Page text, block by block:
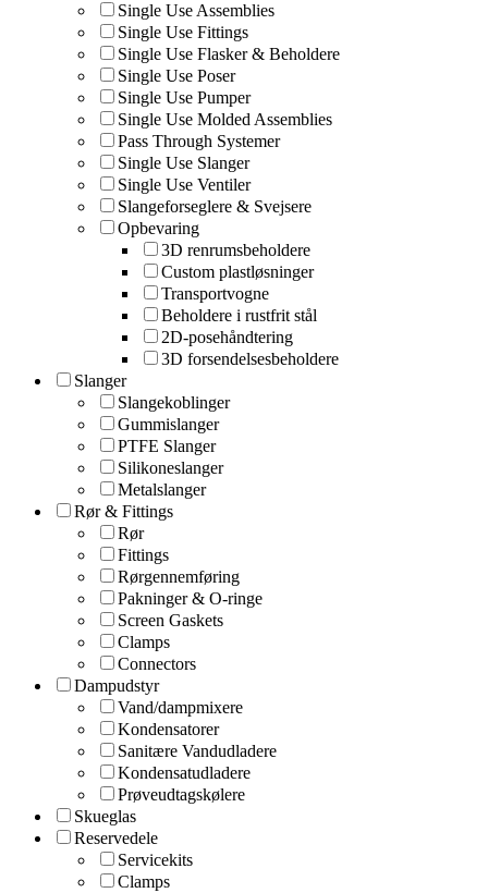
Single Use Assemblies
Single Use Fittings
Single Use Flasker & Beholdere
Single Use Poser
Single Use Pumper
Single Use Molded Assemblies
Pass Through Systemer
Single Use Slanger
Single Use Ventiler
Slangeforseglere & Svejsere
Opbevaring
3D renrumsbeholdere
Custom plastløsninger
Transportvogne
Beholdere i rustfrit stål
2D-posehåndtering
3D forsendelsesbeholdere
Slanger
Slangekoblinger
Gummislanger
PTFE Slanger
Silikoneslanger
Metalslanger
Rør & Fittings
Rør
Fittings
Rørgennemføring
Pakninger & O-ringe
Screen Gaskets
Clamps
Connectors
Dampudstyr
Vand/dampmixere
Kondensatorer
Sanitære Vandudladere
Kondensatudladere
Prøveudtagskølere
Skueglas
Reservedele
Servicekits
Clamps